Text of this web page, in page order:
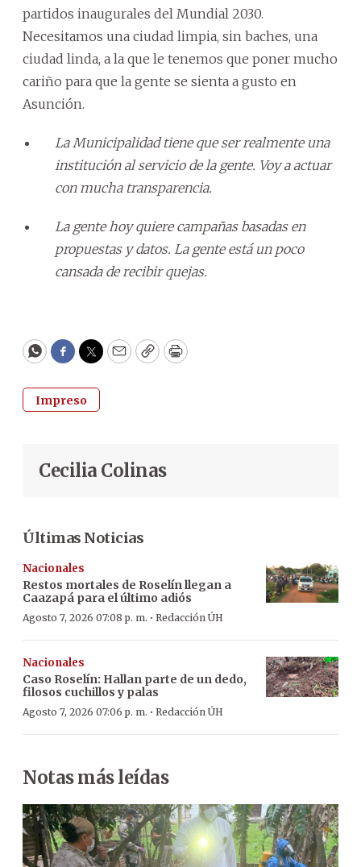
partidos inaugurales del Mundial 2030.
Necesitamos una ciudad limpia, sin baches, una
ciudad linda, a la que le tenemos que poner mucho
cariño para que la gente se sienta a gusto en
Asunción.
La Municipalidad tiene que ser realmente una
institución al servicio de la gente. Voy a actuar
con mucha transparencia.
La gente hoy quiere campañas basadas en
propuestas y datos. La gente está un poco
cansada de recibir quejas.
WhatsApp
Facebook
Twitter
EmailCopyPrint
Impreso
Cecilia Colinas
Últimas Noticias
Nacionales
Restos mortales de Roselín llegan a
Caazapá para el último adiós
Agosto 7, 2026 07:08 p. m. · Redacción ÚH
Nacionales
Caso Roselín: Hallan parte de un dedo,
filosos cuchillos y palas
Agosto 7, 2026 07:06 p. m. · Redacción ÚH
Notas más leídas